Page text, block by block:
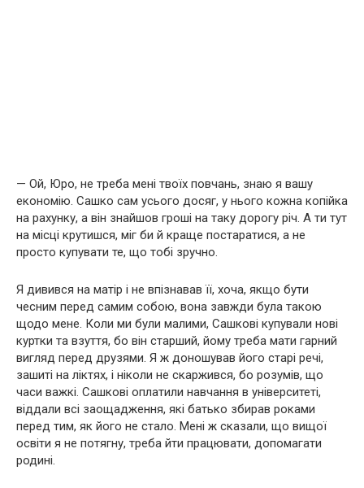
— Ой, Юро, не треба мені твоїх повчань, знаю я вашу
економію. Сашко сам усього досяг, у нього кожна копійка
на рахунку, а він знайшов гроші на таку дорогу річ. А ти тут
на місці крутишся, міг би й краще постаратися, а не
просто купувати те, що тобі зручно.
Я дивився на матір і не впізнавав її, хоча, якщо бути
чесним перед самим собою, вона завжди була такою
щодо мене. Коли ми були малими, Сашкові купували нові
куртки та взуття, бо він старший, йому треба мати гарний
вигляд перед друзями. Я ж доношував його старі речі,
зашиті на ліктях, і ніколи не скаржився, бо розумів, що
часи важкі. Сашкові оплатили навчання в університеті,
віддали всі заощадження, які батько збирав роками
перед тим, як його не стало. Мені ж сказали, що вищої
освіти я не потягну, треба йти працювати, допомагати
родині.